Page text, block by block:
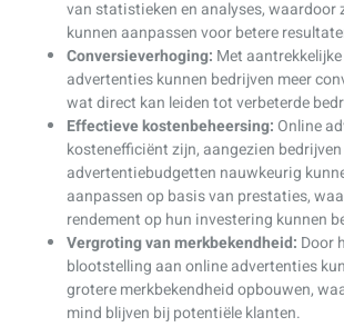
van statistieken en analyses, waardoor
kunnen aanpassen voor betere
Conversieverhoging: Met
advertenties kunnen bedrijven meer
wat direct kan leiden tot verbeterde
Effectieve kostenbeheersing: Online
kostenefficiënt zijn, aangezien
advertentiebudgetten nauwkeurig
aanpassen op basis van prestaties,
rendement op hun investering kunnen
Vergroting van merkbekendheid: Door
blootstelling aan online advertenties
grotere merkbekendheid opbouwen,
mind blijven bij potentiële klanten.